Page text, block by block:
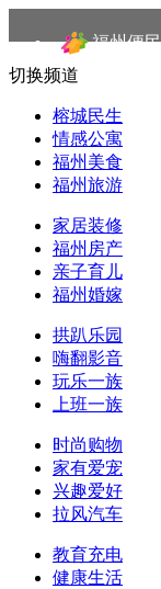
福州便
切换频道
榕城民生
情感公寓
福州美食
福州旅游
家居装修
福州房产
亲子育儿
福州婚嫁
拱趴乐园
嗨翻影音
玩乐一族
上班一族
时尚购物
家有爱宠
兴趣爱好
拉风汽车
教育充电
健康生活